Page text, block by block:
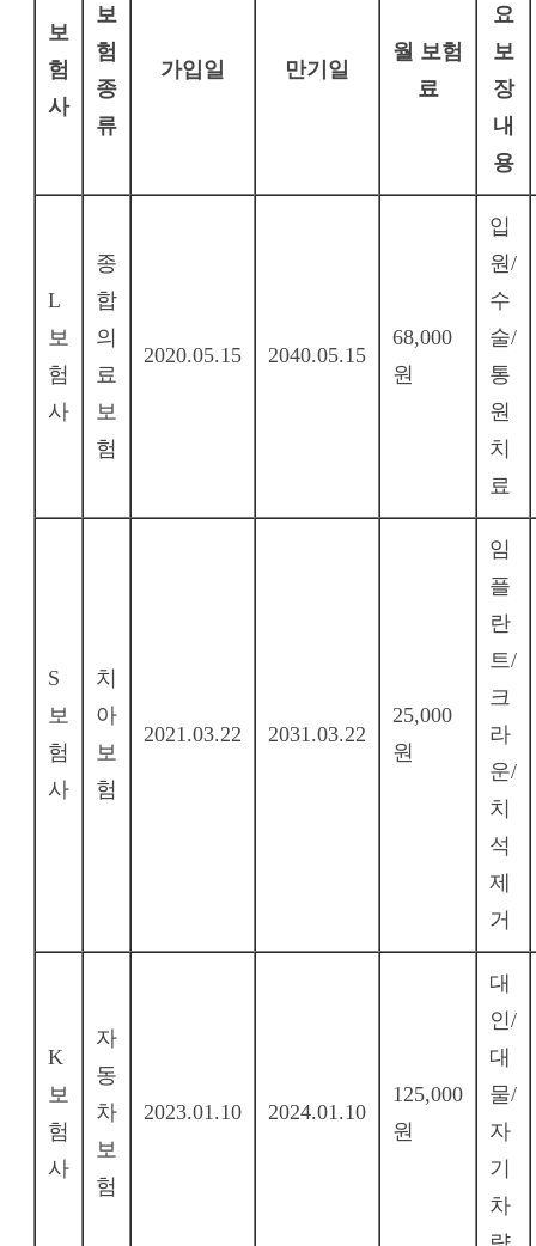
보
험
사
보
험
종
류
가입일 만기일
월 보험
료
요
보
장
내
용
L
보
험
사
종
합
의
료
보
험
2020.05.15 2040.05.15
68,000
원
입
원/
수
술/
통
원
치
료
S
보
험
사
치
아
보
험
2021.03.22 2031.03.22
25,000
원
임
플
란
트/
크
라
운/
치
석
제
거
K
보
험
사
자
동
차
보
험
2023.01.10 2024.01.10
125,000
원
대
인/
대
물/
자
기
차